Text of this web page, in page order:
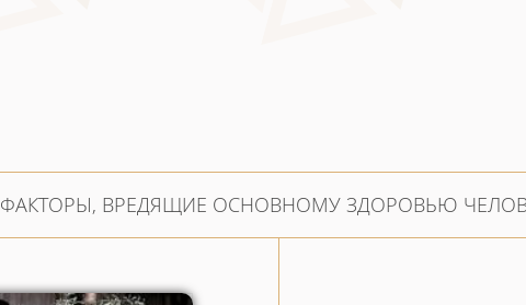
ФАКТОРЫ, ВРЕДЯЩИЕ ОСНОВНОМУ ЗДОРОВЬЮ